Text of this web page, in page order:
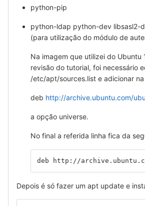
python-pip
python-ldap python-dev libsasl2-
(para utilização do módulo de
Na imagem que utilizei do Ubuntu
revisão do tutorial, foi necessário
/etc/apt/sources.list e adicionar na
deb http://archive.ubuntu.com/
a opção universe.
No final a referida linha fica da
deb http://
Depois é só fazer um apt update e